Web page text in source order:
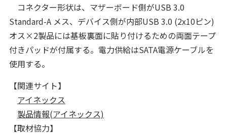
コネクター形状は、マザーボード側がUSB 3.0
Standard-A メス、デバイス側が内部USB 3.0 (2x10ピン)
オス×2製品には基板裏面に貼り付けるための両面テープ
付きパッドが付属する。電力供給はSATA電源ケーブルを
使用する。
【関連サイト】
アイネックス
製品情報(アイネックス)
【取材協力】